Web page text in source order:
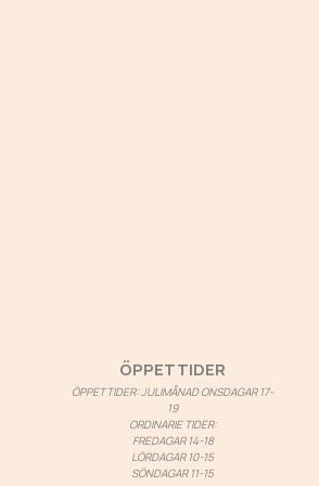
ÖPPETTIDER
ÖPPETTIDER: JULIMÅNAD ONSDAGAR 17-
19
ORDINARIE TIDER:
FREDAGAR 14-18
LÖRDAGAR 10-15
SÖNDAGAR 11-15